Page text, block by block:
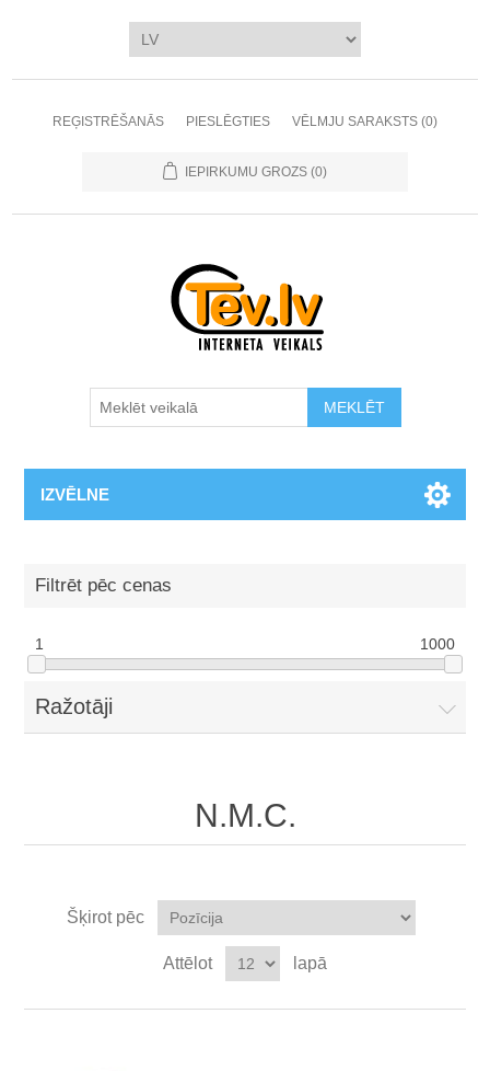
REĢISTRĒŠANĀS PIESLĒGTIES VĒLMJU SARAKSTS (0)
IEPIRKUMU GROZS (0)
MEKLĒT
IZVĒLNE
Filtrēt pēc cenas
1 1000
Ražotāji
N.M.C.
Šķirot pēc
Attēlot lapā